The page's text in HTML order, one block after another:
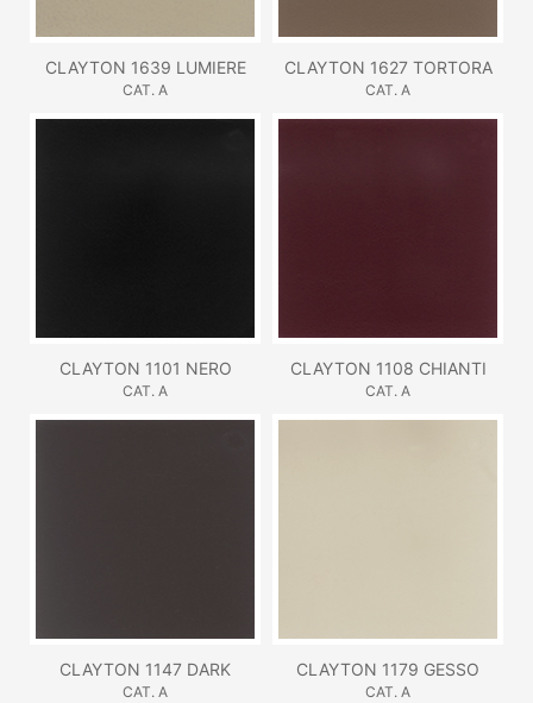
CLAYTON 1639 LUMIERE
CAT. A
CLAYTON 1627 TORTORA
CAT. A
CLAYTON 1101 NERO
CAT. A
CLAYTON 1108 CHIANTI
CAT. A
CLAYTON 1147 DARK
CAT. A
CLAYTON 1179 GESSO
CAT. A